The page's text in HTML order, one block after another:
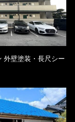
外壁塗装・長尺シー